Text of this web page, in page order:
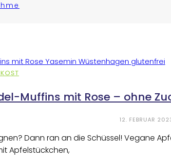
Muffins mit Rose – ohne
12. FEBRUAR
Dann ran an die Schüssel! Vegane
Apfelstückchen,